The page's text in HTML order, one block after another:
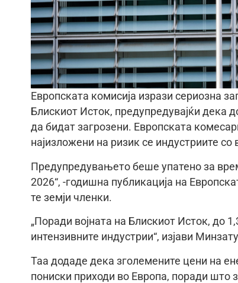
Европската комисија изрази сериозна
Блискиот Исток, предупредувајќи дека
да бидат загрозени. Европската
најизложени на ризик се индустриите
Предупредувањето беше упатено за
2026“, -годишна публикација на
те земји членки.
„Поради војната на Блискиот Исток, до
интензивните индустрии“, изјави
Таа додаде дека зголемените цени на
пониски приходи во Европа, поради што